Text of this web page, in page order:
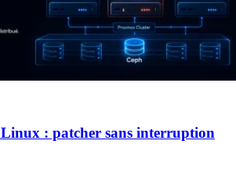
: patcher sans interruption